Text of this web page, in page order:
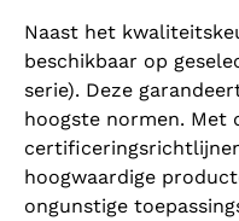
Naast het
beschikbaar op
serie). Deze
hoogste normen. Met
hoogwaardige
ongunstige